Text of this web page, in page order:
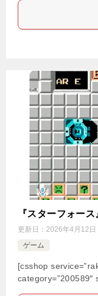
『スターフォー
更新日： 2026年4月12日
ゲーム
[csshop
category=”200589″